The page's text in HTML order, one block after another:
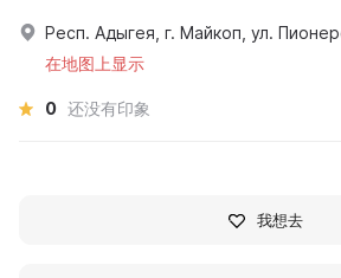
Респ. Адыгея, г. Майкоп, ул.
在地图上显示
0 还没有印象
我想去